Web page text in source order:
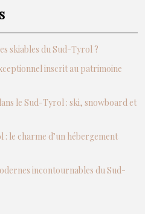
skiables du Sud-Tyrol ?
inscrit au patrimoine
le Sud-Tyrol : ski, snowboard et
: le charme d’un hébergement
incontournables du Sud-